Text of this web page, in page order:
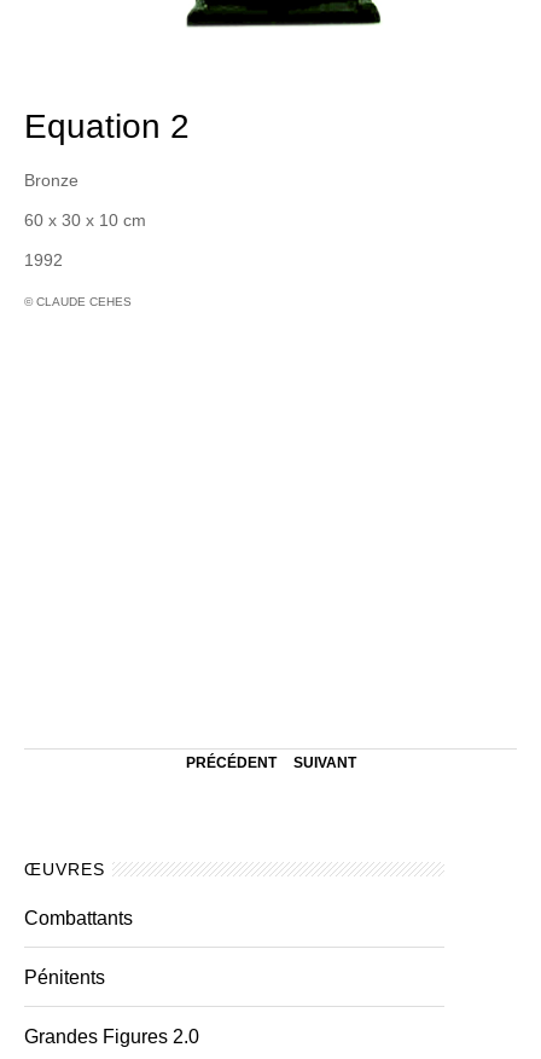
Equation 2
Bronze
60 x 30 x 10 cm
1992
© CLAUDE CEHES
PRÉCÉDENT SUIVANT
ŒUVRES
Combattants
Pénitents
Grandes Figures 2.0